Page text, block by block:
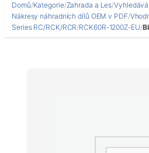
Domů/Kategorie/Zahrada a Les/
Nákresy náhradních dílů OEM v PDF/
Series RC/RCK/RCR/RCK60R-1200Z-EU/